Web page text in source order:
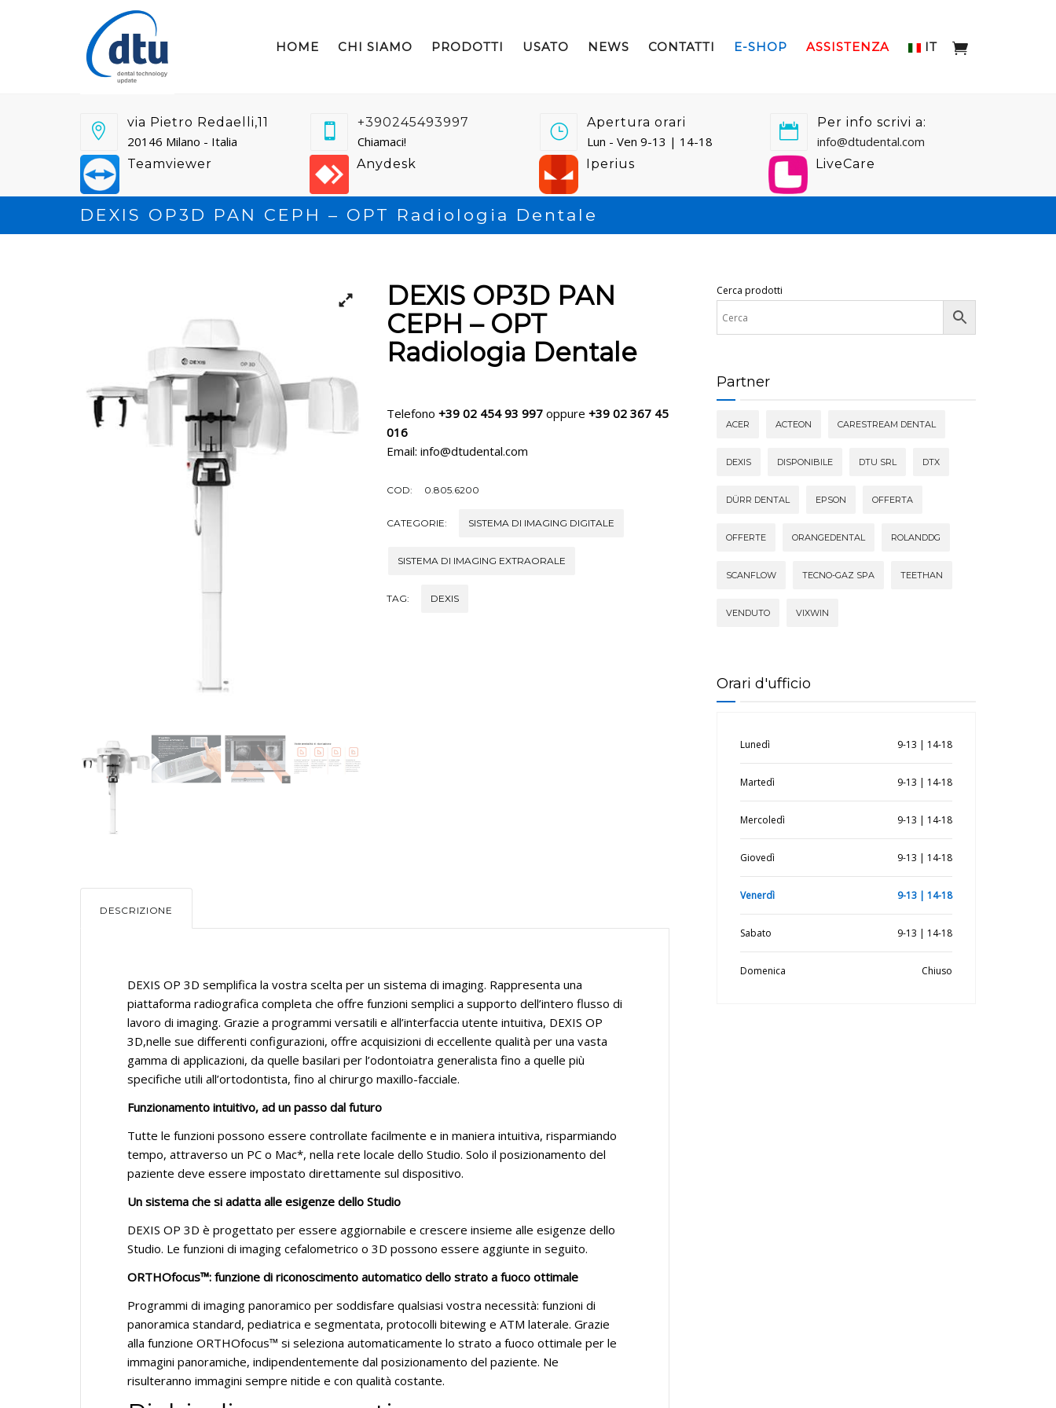
HOME CHI SIAMO PRODOTTI USATO NEWS CONTATTI E-SHOP ASSISTENZA IT
via Pietro Redaelli,11
20146 Milano - Italia
+390245493997
Chiamaci!
Apertura orari
Lun - Ven 9-13 | 14-18
Per info scrivi a:
info@dtudental.com
Teamviewer Anydesk Iperius LiveCare
DEXIS OP3D PAN CEPH – OPT Radiologia Dentale
DEXIS OP3D PAN
CEPH – OPT
Radiologia Dentale
Telefono +39 02 454 93 997 oppure +39 02 367 45
016
Email: info@dtudental.com
COD: 0.805.6200
CATEGORIE: SISTEMA DI IMAGING DIGITALE
SISTEMA DI IMAGING EXTRAORALE
TAG: DEXIS
DESCRIZIONE
DEXIS OP 3D semplifica la vostra scelta per un sistema di imaging. Rappresenta una
piattaforma radiografica completa che offre funzioni semplici a supporto dell’intero flusso di
lavoro di imaging. Grazie a programmi versatili e all’interfaccia utente intuitiva, DEXIS OP
3D,nelle sue differenti configurazioni, offre acquisizioni di eccellente qualità per una vasta
gamma di applicazioni, da quelle basilari per l’odontoiatra generalista fino a quelle più
specifiche utili all’ortodontista, fino al chirurgo maxillo-facciale.
Funzionamento intuitivo, ad un passo dal futuro
Tutte le funzioni possono essere controllate facilmente e in maniera intuitiva, risparmiando
tempo, attraverso un PC o Mac*, nella rete locale dello Studio. Solo il posizionamento del
paziente deve essere impostato direttamente sul dispositivo.
Un sistema che si adatta alle esigenze dello Studio
DEXIS OP 3D è progettato per essere aggiornabile e crescere insieme alle esigenze dello
Studio. Le funzioni di imaging cefalometrico o 3D possono essere aggiunte in seguito.
ORTHOfocus™: funzione di riconoscimento automatico dello strato a fuoco ottimale
Programmi di imaging panoramico per soddisfare qualsiasi vostra necessità: funzioni di
panoramica standard, pediatrica e segmentata, protocolli bitewing e ATM laterale. Grazie
alla funzione ORTHOfocus™ si seleziona automaticamente lo strato a fuoco ottimale per le
immagini panoramiche, indipendentemente dal posizionamento del paziente. Ne
risulteranno immagini sempre nitide e con qualità costante.
Cerca prodotti
Partner
ACER ACTEON CARESTREAM DENTAL
DEXIS DISPONIBILE DTU SRL DTX
DÜRR DENTAL EPSON OFFERTA
OFFERTE ORANGEDENTAL ROLANDDG
SCANFLOW TECNO-GAZ SPA TEETHAN
VENDUTO VIXWIN
Orari d'ufficio
Lunedì 9-13 | 14-18
Martedì 9-13 | 14-18
Mercoledì 9-13 | 14-18
Giovedì 9-13 | 14-18
Venerdì 9-13 | 14-18
Sabato 9-13 | 14-18
Domenica Chiuso